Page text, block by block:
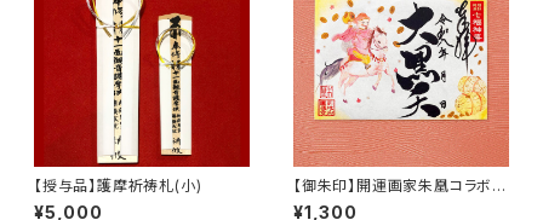
【授与品】護摩祈祷札(小)
¥5,000
【御朱印】開運画家朱凰コラボ
大黒天 御朱印
¥1,300